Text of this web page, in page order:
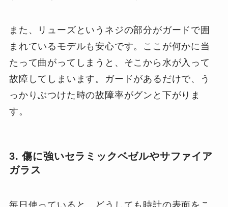
また、リューズというネジの部分がガードで囲
まれているモデルも安心です。ここが何かに当
たって曲がってしまうと、そこから水が入って
故障してしまいます。ガードがあるだけで、う
っかりぶつけた時の故障率がグンと下がりま
す。
3. 傷に強いセラミックベゼルやサファイア
ガラス